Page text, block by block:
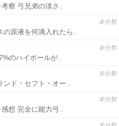
察 弓兄弟の淡さ..
未分類
原液を何滴入れたら..
未分類
のハイボールが..
未分類
ド・セフト・オー..
未分類
想 完全に能力弓..